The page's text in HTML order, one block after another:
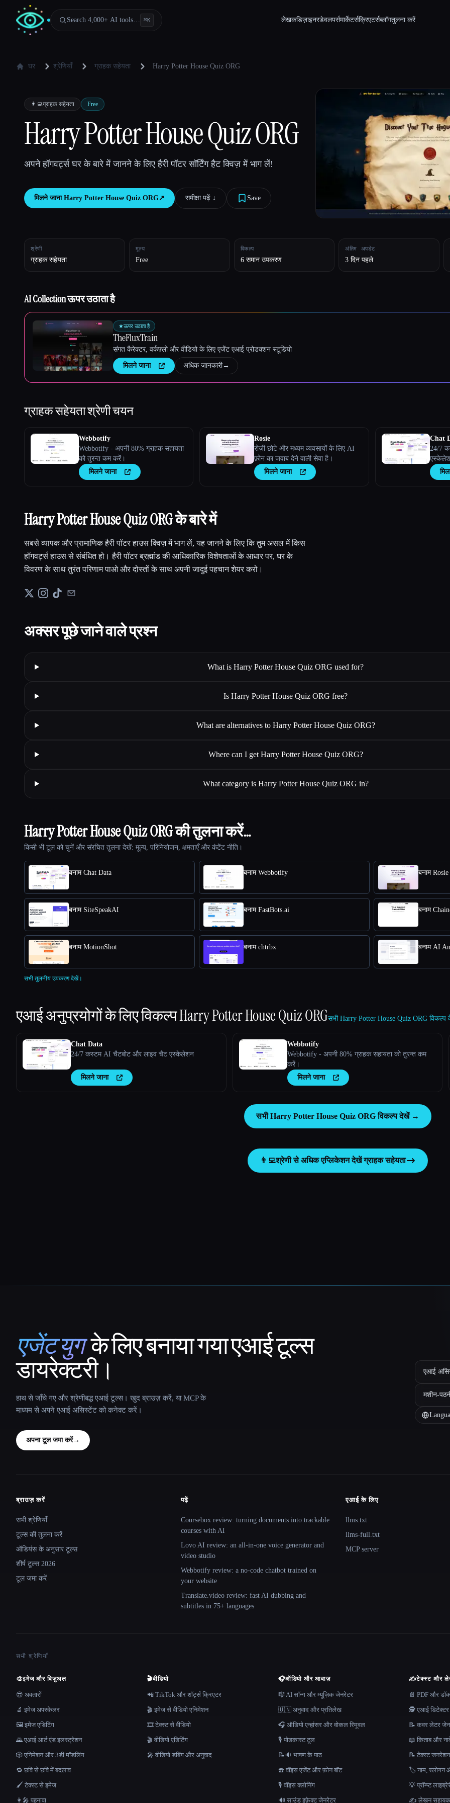
Search 4,000+ AI tools… ⌘K लेखकडिज़ाइनरडेवलपर्समार्केटर्सक्रिएटर्सब्लॉगतुलना करें
घर श्रेणियाँ ग्राहक सहेयता Harry Potter House Quiz ORG
👨‍💻ग्राहक सहेयता Free
Harry Potter House Quiz ORG
अपने हॉगवर्ट्स घर के बारे में जानने के लिए हैरी पॉटर सॉर्टिंग हैट क्विज़ में भाग लें!
मिलने जाना Harry Potter House Quiz ORG↗︎ समीक्षा पढ़ें ↓︎ Save
श्रेणी
ग्राहक सहेयता
मूल्य
Free
विकल्प
6 समान उपकरण
अंतिम अपडेट
3 दिन पहले
AI Collection ऊपर उठाता है
★ऊपर उठाता है
TheFluxTrain
संगत कैरेक्टर, वर्कफ़्लो और वीडियो के लिए एजेंट एआई प्रोडक्शन स्टूडियो
मिलने जाना अधिक जानकारी→
ग्राहक सहेयताश्रेणी चयन
Webbotify
Webbotify - अपनी 80% ग्राहक सहायता
को तुरन्त कम करें।
मिलने जाना
Rosie
रोज़ी छोटे और मध्यम व्यवसायों के लिए AI
फ़ोन का जवाब देने वाली सेवा है।
मिलने जाना
Chat
24/7
Harry Potter House Quiz ORG के बारे में
सबसे व्यापक और प्रामाणिक हैरी पॉटर हाउस क्विज़ में भाग लें, यह जानने के लिए कि तुम असल में किस
हॉगवर्ट्स हाउस से संबंधित हो। हैरी पॉटर ब्रह्मांड की आधिकारिक विशेषताओं के आधार पर, घर के
विवरण के साथ तुरंत परिणाम पाओ और दोस्तों के साथ अपनी जादुई पहचान शेयर करो।
अक्सर पूछे जाने वाले प्रश्न
What is Harry Potter House Quiz ORG used for?
Is Harry Potter House Quiz ORG free?
What are alternatives to Harry Potter House Quiz ORG?
Where can I get Harry Potter House Quiz ORG?
What category is Harry Potter House Quiz ORG in?
Harry Potter House Quiz ORG की तुलना करें…
किसी भी टूल को चुनें और संरचित तुलना देखें: मूल्य, परिनियोजन, क्षमताएँ और कंटेंट नीति।
बनाम Chat Data बनाम Webbotify बनाम Rosie
बनाम SiteSpeakAI बनाम FastBots.ai बनाम
बनाम MotionShot बनाम chtrbx बनाम AI
सभी तुलनीय उपकरण देखें।
एआई अनुप्रयोगों के लिए विकल्पHarry Potter House Quiz ORGसभी Harry Potter House Quiz ORG
Chat Data
24/7 कस्टम AI चैटबोट और लाइव चैट एस्केलेशन
मिलने जाना
Webbotify
Webbotify - अपनी 80% ग्राहक सहायता को तुरन्त कम
करें।
मिलने जाना
सभी Harry Potter House Quiz ORG विकल्प देखें →
👨‍💻श्रेणी से अधिक एप्लिकेशन देखेंग्राहक सहेयता
That AI Collection
एजेंट युग के लिए बनाया गया एआई टूल्स
डायरेक्टरी।
हाथ से जाँचे गए और श्रेणीबद्ध एआई टूल्स। खुद ब्राउज़ करें, या MCP के
माध्यम से अपने एआई असिस्टेंट को कनेक्ट करें।
अपना टूल जमा करें→
एआई
मशीन-
Site navigation
ब्राउज़ करें
सभी श्रेणियाँ
टूल्स की तुलना करें
ऑडियंस के अनुसार टूल्स
शीर्ष टूल्स 2026
टूल जमा करें
पढ़ें
Coursebox review: turning documents into trackable
courses with AI
Lovo AI review: an all-in-one voice generator and
video studio
Webbotify review: a no-code chatbot trained on
your website
Translate.video review: fast AI dubbing and
subtitles in 75+ languages
एआई के लिए
llms.txt
llms-full.txt
MCP server
सभी श्रेणियाँ
🎨इमेज और विज़ुअल
😎 अवतारों
🔬 इमेज अपस्केलर
🖼️ इमेज एडिटिंग
🌄 एआई आर्ट एंड इलस्ट्रेशन
🎲 एनिमेशन और 3डी मॉडलिंग
🔁 छवि से छवि में बदलाव
🖌️ टेक्स्ट से इमेज
👩‍🎤 पहनावा
🎬वीडियो
📲 TikTok और शॉर्ट्स क्रिएटर
🎬 इमेज से वीडियो एनिमेशन
🎞️ टेक्स्ट से वीडियो
🎬 वीडियो एडिटिंग
🎤 वीडियो डबिंग और अनुवाद
🎧ऑडियो और आवाज़
🎼 AI सॉन्ग और म्यूज़िक जेनरेटर
🇺🇳 अनुवाद और प्रतिलेख
🎧 ऑडियो एन्हांसर और वोकल रिमूवल
🎙️ पोडकास्ट टूल
📝🔉 भाषण के पाठ
☎️ वॉइस एजेंट और फ़ोन बॉट
🎙️ वॉइस क्लोनिंग
🔊 साउंड इफ़ेक्ट जेनरेटर
✍️टेक्स्ट और
📄 PDF और
🕵️ एआई डिटेक्टर
📝 कवर लेटर
📖 किताब और
📝 टेक्स्ट जनरेशन
🏷️ नाम, स्लोगन
💡 प्रॉम्प्ट
✍️ लेखन सहायक